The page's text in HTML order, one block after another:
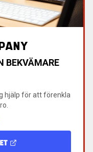
BEKVÄMARE
hjälp för att förenkla